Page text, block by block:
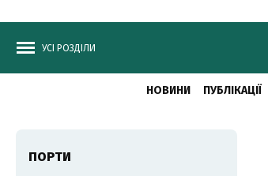
УСІ РОЗДІЛИ
НОВИНИ ПУБЛІКАЦІЇ
ПОРТИ